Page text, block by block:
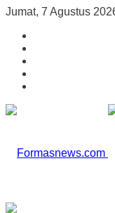
Jumat, 7 Agustus